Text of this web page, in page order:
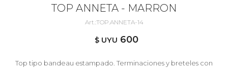
TOP ANNETA - MARRON
TOP.ANNETA-14
$ UYU 600
Top tipo bandeau estampado. Terminaciones y breteles con